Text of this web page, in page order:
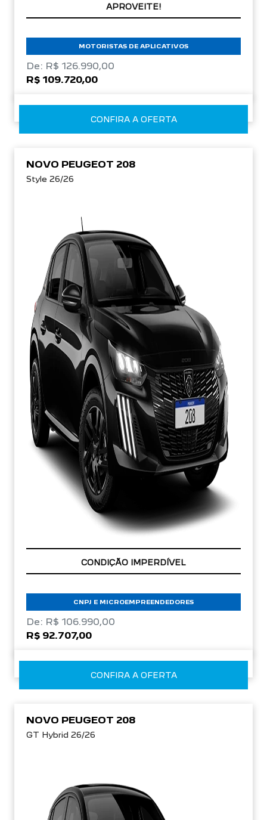
PREÇOS REDUZIDOS
MOTORISTAS DE APLICATIVOS
De: R$ 126.990,00
R$ 109.720,00
CONFIRA A OFERTA
NOVO PEUGEOT 208
Style 26/26
APROVEITE!
CNPJ E MICROEMPREENDEDORES
De: R$ 106.990,00
R$ 92.707,00
CONFIRA A OFERTA
NOVO PEUGEOT 208
GT Hybrid 26/26